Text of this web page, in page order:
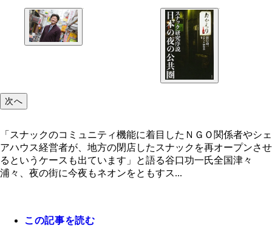
「スナックのコミュニティ機能に着目したＮＧＯ
やシェアハウス経営者が、地方の閉店したスナッ
オープンさせるというケースも出ています」と語
次へ
「スナックのコミュニティ機能に着目したＮＧＯ関係者やシェ
アハウス経営者が、地方の閉店したスナックを再オープンさせ
るというケースも出ています」と語る谷口功一氏全国津々
浦々、夜の街に今夜もネオンをともすス...
この記事を読む